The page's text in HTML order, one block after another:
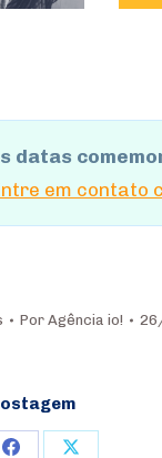
datas
em contato
Por Agência io!